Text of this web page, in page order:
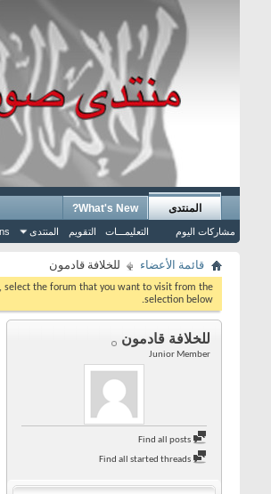
المنتدى
مشاركات اليوم التعليمـــات التقويم المنتدى
What's New?
قائمة الأعضاء للخلافة قادمون
select the forum that you want to visit from the
selection below.
للخلافة قادمون
Junior Member